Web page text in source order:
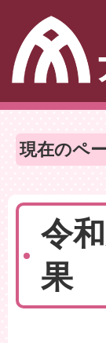
現在のペ
令
果